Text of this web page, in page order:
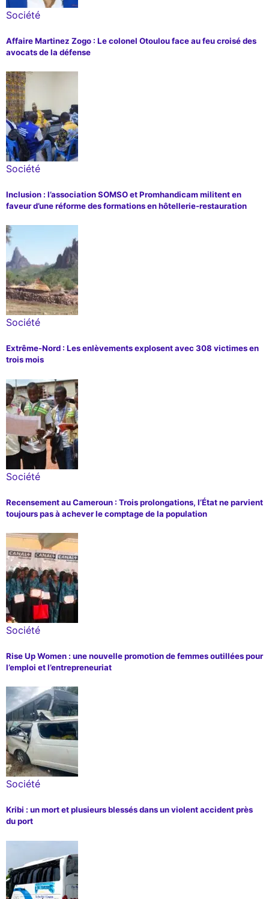
Société
Affaire Martinez Zogo : Le colonel Otoulou face au feu croisé des
avocats de la défense
Société
Inclusion : l’association SOMSO et Promhandicam militent en
faveur d’une réforme des formations en hôtellerie-restauration
Société
Extrême-Nord : Les enlèvements explosent avec 308 victimes en
trois mois
Société
Recensement au Cameroun : Trois prolongations, l’État ne parvient
toujours pas à achever le comptage de la population
Société
Rise Up Women : une nouvelle promotion de femmes outillées pour
l’emploi et l’entrepreneuriat
Société
Kribi : un mort et plusieurs blessés dans un violent accident près
du port